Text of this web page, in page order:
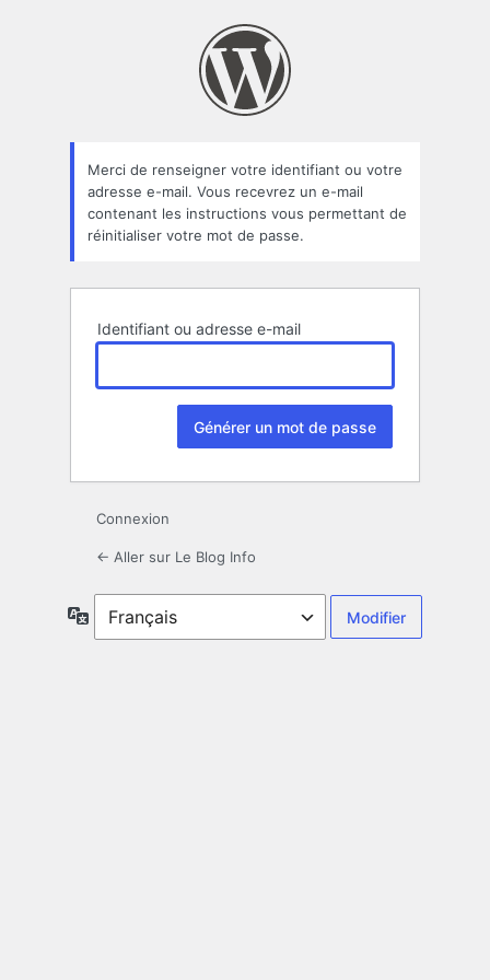
oublié
Merci de renseigner votre identifiant ou votre
adresse e-mail. Vous recevrez un e-mail
contenant les instructions vous permettant de
réinitialiser votre mot de passe.
Identifiant ou adresse e-mail
Connexion
← Aller sur Le Blog Info
Langue